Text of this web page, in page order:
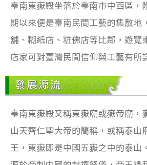
臺南東嶽殿坐落於臺南市中西區，
期以來便是臺南民間工藝的集散地
舖、糊紙店、粧佛店等比鄰，遊覽
店家可對臺灣民間信仰與工藝有所
發展源流
臺南東嶽殿又稱東嶽廟或嶽帝廟，
山天齊仁聖大帝的簡稱，或稱泰山
王，東嶽即是中國五嶽之中的泰山